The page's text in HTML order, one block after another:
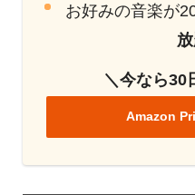
お好みの音楽が
放
＼今なら30
Amazon